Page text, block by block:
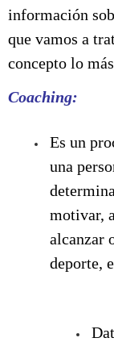
información
que vamos a
concepto lo
Coaching:
Es un
una
motivar,
alcanzar
deporte,